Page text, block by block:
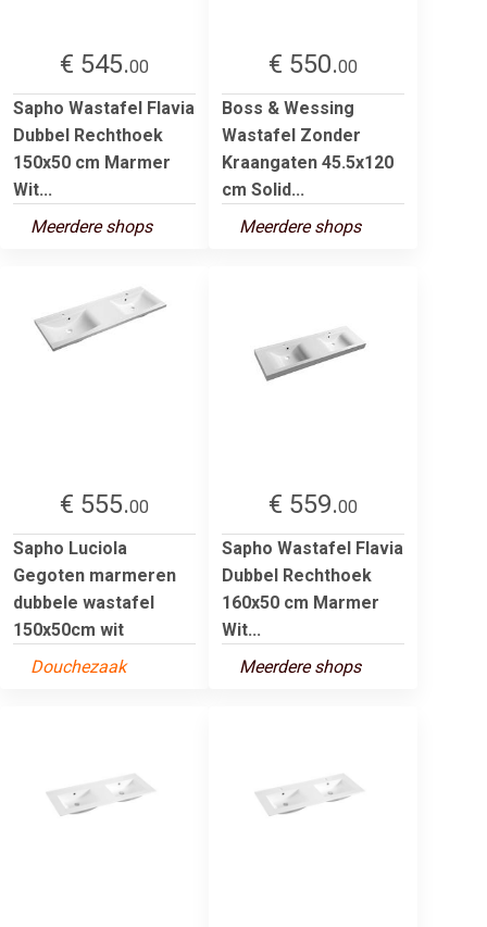
€ 545.00
Sapho Wastafel Flavia
Dubbel Rechthoek
150x50 cm Marmer
Wit...
Meerdere shops
€ 550.00
Boss & Wessing
Wastafel Zonder
Kraangaten 45.5x120
cm Solid...
Meerdere shops
€ 555.00
Sapho Luciola
Gegoten marmeren
dubbele wastafel
150x50cm wit
Douchezaak
€ 559.00
Sapho Wastafel Flavia
Dubbel Rechthoek
160x50 cm Marmer
Wit...
Meerdere shops